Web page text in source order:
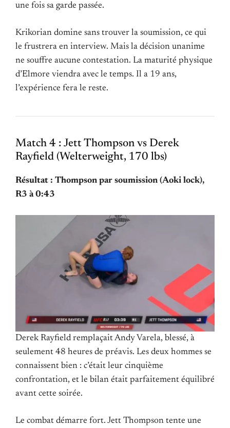
une fois sa garde passée.
Krikorian domine sans trouver la soumission, ce qui
le frustrera en interview. Mais la décision unanime
ne souffre aucune contestation. La maturité physique
d’Elmore viendra avec le temps. Il a 19 ans,
l’expérience fera le reste.
Match 4 : Jett Thompson vs Derek
Rayfield (Welterweight, 170 lbs)
Résultat : Thompson par soumission (Aoki lock),
R3 à 0:43
Derek Rayfield remplaçait Andy Varela, blessé, à
seulement 48 heures de préavis. Les deux hommes se
connaissent bien : c’était leur cinquième
confrontation, et le bilan était parfaitement équilibré
avant cette soirée.
Le combat démarre fort. Jett Thompson tente une